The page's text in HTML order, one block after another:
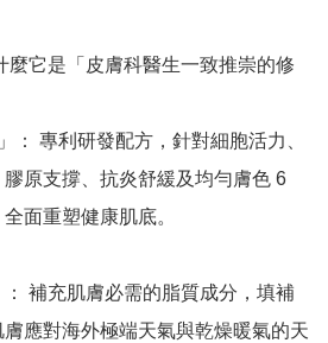
麼它是「皮膚科醫生一致推崇的修
： 專利研發配方，針對細胞活力、
原支撐、抗炎舒緩及均勻膚色 6
面重塑健康肌底。
： 補充肌膚必需的脂質成分，填補
應對海外極端天氣與乾燥暖氣的天